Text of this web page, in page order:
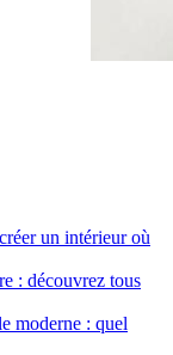
un intérieur où
: découvrez tous
moderne : quel